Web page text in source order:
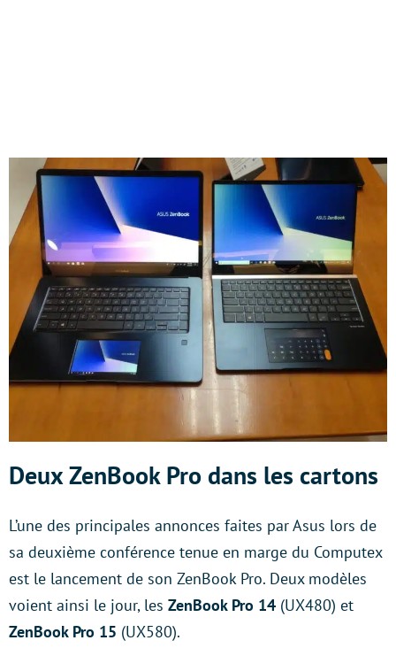
Deux ZenBook Pro dans les cartons
L’une des principales annonces faites par Asus lors de
sa deuxième conférence tenue en marge du Computex
est le lancement de son ZenBook Pro. Deux modèles
voient ainsi le jour, les ZenBook Pro 14 (UX480) et
ZenBook Pro 15 (UX580).